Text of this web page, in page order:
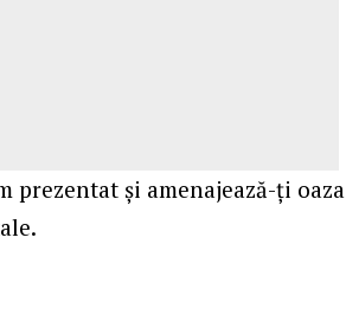
și amenajează-ți oaza